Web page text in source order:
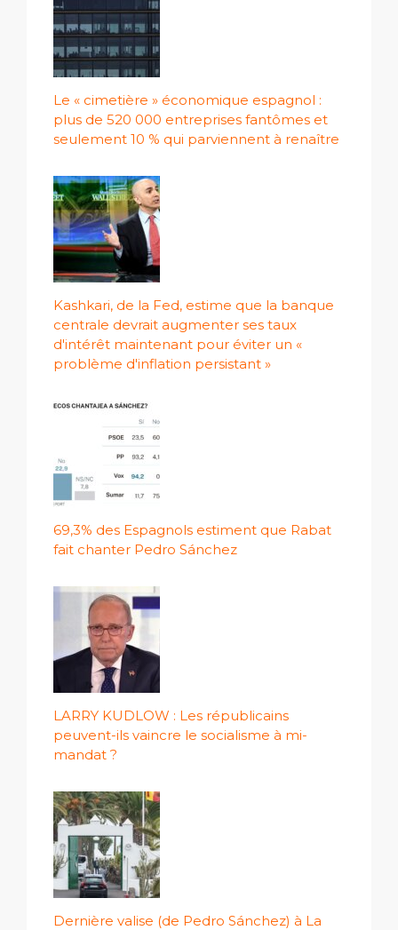
Le « cimetière » économique espagnol :
plus de 520 000 entreprises fantômes et
seulement 10 % qui parviennent à renaître
Kashkari, de la Fed, estime que la banque
centrale devrait augmenter ses taux
d'intérêt maintenant pour éviter un «
problème d'inflation persistant »
69,3% des Espagnols estiment que Rabat
fait chanter Pedro Sánchez
LARRY KUDLOW : Les républicains
peuvent-ils vaincre le socialisme à mi-
mandat ?
Dernière valise (de Pedro Sánchez) à La